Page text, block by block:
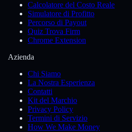
Calcolatore del Costo Reale
Simulatore di Profitto
Percorso di Payout
Quiz Trova Firm
Chrome Extension
Azienda
Chi Siamo
La Nostra Esperienza
Contatti
Kit del Marchio
Privacy Policy
Termini di Servizio
How We Make Money